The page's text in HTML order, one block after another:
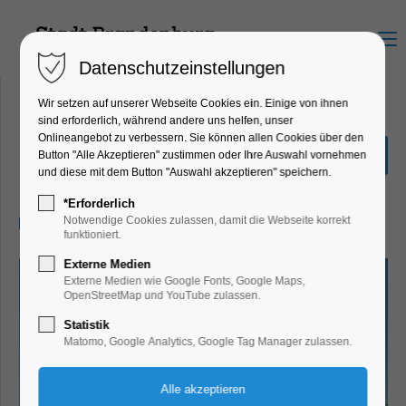
Menu
Circus Frederico
Kinder, Jugend
27.07.2025, 16:00–17:00
Datenschutzeinstellungen
Wir setzen auf unserer Webseite Cookies ein. Einige von ihnen
sind erforderlich, während andere uns helfen, unser
Onlineangebot zu verbessern. Sie können allen Cookies über den
Button "Alle Akzeptieren" zustimmen oder Ihre Auswahl vornehmen
und diese mit dem Button "Auswahl akzeptieren" speichern.
*Erforderlich
Notwendige Cookies zulassen, damit die Webseite korrekt
funktioniert.
Externe Medien
Externe Medien wie Google Fonts, Google Maps,
OpenStreetMap und YouTube zulassen.
Statistik
Matomo, Google Analytics, Google Tag Manager zulassen.